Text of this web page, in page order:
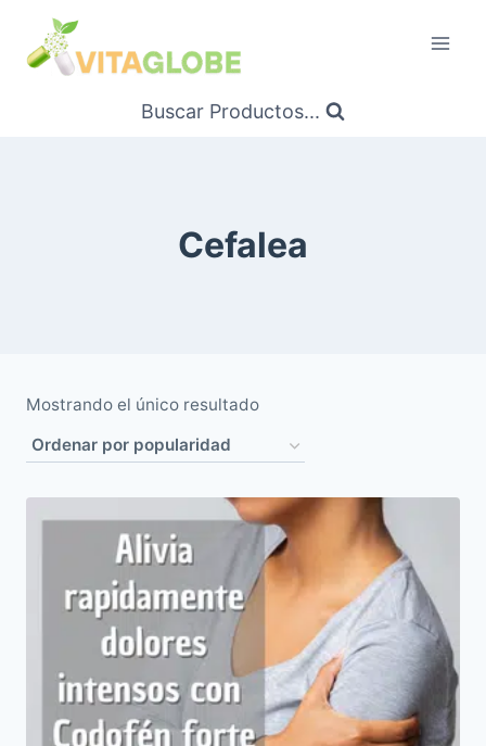
Contenido
Buscar Productos...
Cefalea
Mostrando el único resultado